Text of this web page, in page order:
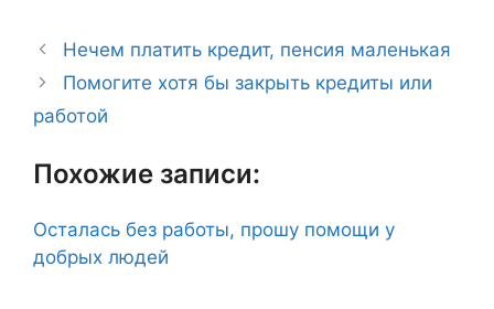
Нечем платить кредит, пенсия маленькая
Помогите хотя бы закрыть кредиты или
работой
Похожие записи:
Осталась без работы, прошу помощи у
добрых людей